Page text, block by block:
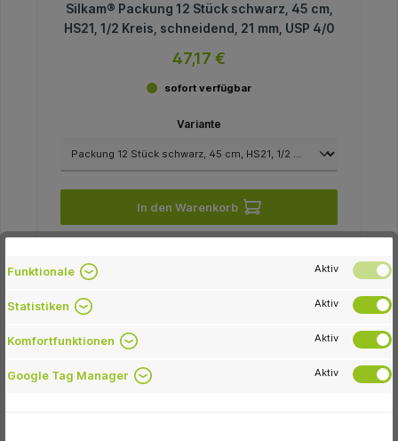
Silkam® Packung 12 Stück schwarz, 45 cm,
HS21, 1/2 Kreis, schneidend, 21 mm, USP 4/0
47,17 €
sofort verfügbar
Variante
In den Warenkorb
-46.0 %
Funktionale Aktiv
Statistiken Aktiv
Komfortfunktionen Aktiv
Google Tag Manager Aktiv